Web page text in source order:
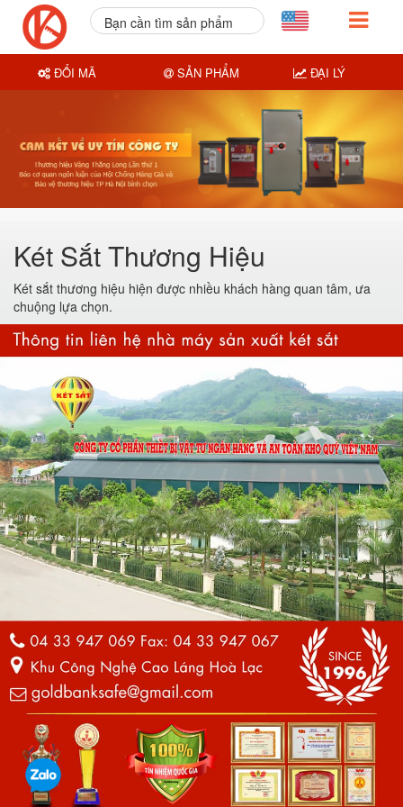
Két Sắt Thương Hiệu
Két sắt thương hiệu hiện được nhiều khách hàng quan tâm, ưa
chuộng lựa chọn.
Bạn cần tìm sản phẩm
ĐỔI MÃ SẢN PHẨM ĐẠI LÝ